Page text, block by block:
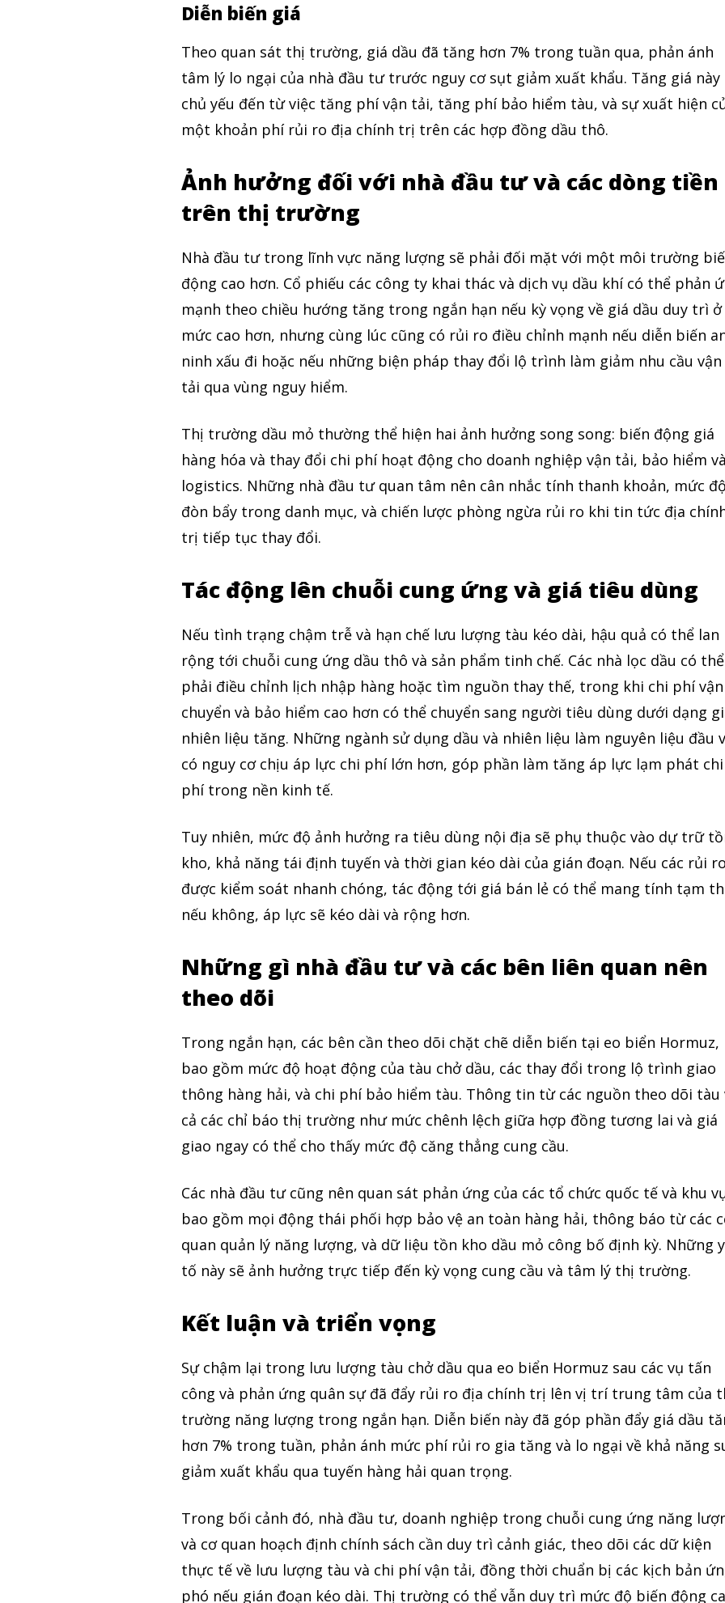
Theo dõi CIG News
Chúng tôi mang lại trải nghiệm thú vị với tin tức nhanh chóng, góc nhìn thị
trường trực quan và mang lại lượng kiến thức cần thiết trong thị trường tài
chính.
Theo Dõi Chúng Tôi
5,320
Fans
2,500
Followers
Diễn biến giá
Theo quan sát thị trường, giá dầu đã tăng hơn 7% trong tuần qua, phản ánh
tâm lý lo ngại của nhà đầu tư trước nguy cơ sụt giảm xuất khẩu. Tăng giá này
chủ yếu đến từ việc tăng phí vận tải, tăng phí bảo hiểm tàu, và sự xuất hiện
một khoản phí rủi ro địa chính trị trên các hợp đồng dầu thô.
Ảnh hưởng đối với nhà đầu tư và các dòng tiền
trên thị trường
Nhà đầu tư trong lĩnh vực năng lượng sẽ phải đối mặt với một môi trường
động cao hơn. Cổ phiếu các công ty khai thác và dịch vụ dầu khí có thể phản
mạnh theo chiều hướng tăng trong ngắn hạn nếu kỳ vọng về giá dầu duy trì ở
mức cao hơn, nhưng cùng lúc cũng có rủi ro điều chỉnh mạnh nếu diễn biến
ninh xấu đi hoặc nếu những biện pháp thay đổi lộ trình làm giảm nhu cầu vận
tải qua vùng nguy hiểm.
Thị trường dầu mỏ thường thể hiện hai ảnh hưởng song song: biến động giá
hàng hóa và thay đổi chi phí hoạt động cho doanh nghiệp vận tải, bảo hiểm và
logistics. Những nhà đầu tư quan tâm nên cân nhắc tính thanh khoản, mức độ
đòn bẩy trong danh mục, và chiến lược phòng ngừa rủi ro khi tin tức địa
trị tiếp tục thay đổi.
Tác động lên chuỗi cung ứng và giá tiêu dùng
Nếu tình trạng chậm trễ và hạn chế lưu lượng tàu kéo dài, hậu quả có thể lan
rộng tới chuỗi cung ứng dầu thô và sản phẩm tinh chế. Các nhà lọc dầu có thể
phải điều chỉnh lịch nhập hàng hoặc tìm nguồn thay thế, trong khi chi phí vận
chuyển và bảo hiểm cao hơn có thể chuyển sang người tiêu dùng dưới dạng
nhiên liệu tăng. Những ngành sử dụng dầu và nhiên liệu làm nguyên liệu đầu
có nguy cơ chịu áp lực chi phí lớn hơn, góp phần làm tăng áp lực lạm phát chi
phí trong nền kinh tế.
Tuy nhiên, mức độ ảnh hưởng ra tiêu dùng nội địa sẽ phụ thuộc vào dự trữ
kho, khả năng tái định tuyến và thời gian kéo dài của gián đoạn. Nếu các rủi ro
được kiểm soát nhanh chóng, tác động tới giá bán lẻ có thể mang tính tạm
nếu không, áp lực sẽ kéo dài và rộng hơn.
Những gì nhà đầu tư và các bên liên quan nên
theo dõi
Trong ngắn hạn, các bên cần theo dõi chặt chẽ diễn biến tại eo biển Hormuz,
bao gồm mức độ hoạt động của tàu chở dầu, các thay đổi trong lộ trình giao
thông hàng hải, và chi phí bảo hiểm tàu. Thông tin từ các nguồn theo dõi tàu
cả các chỉ báo thị trường như mức chênh lệch giữa hợp đồng tương lai và giá
giao ngay có thể cho thấy mức độ căng thẳng cung cầu.
Các nhà đầu tư cũng nên quan sát phản ứng của các tổ chức quốc tế và khu
bao gồm mọi động thái phối hợp bảo vệ an toàn hàng hải, thông báo từ các
quan quản lý năng lượng, và dữ liệu tồn kho dầu mỏ công bố định kỳ. Những
tố này sẽ ảnh hưởng trực tiếp đến kỳ vọng cung cầu và tâm lý thị trường.
Kết luận và triển vọng
Sự chậm lại trong lưu lượng tàu chở dầu qua eo biển Hormuz sau các vụ tấn
công và phản ứng quân sự đã đẩy rủi ro địa chính trị lên vị trí trung tâm của
trường năng lượng trong ngắn hạn. Diễn biến này đã góp phần đẩy giá dầu
hơn 7% trong tuần, phản ánh mức phí rủi ro gia tăng và lo ngại về khả năng
giảm xuất khẩu qua tuyến hàng hải quan trọng.
Trong bối cảnh đó, nhà đầu tư, doanh nghiệp trong chuỗi cung ứng năng
và cơ quan hoạch định chính sách cần duy trì cảnh giác, theo dõi các dữ kiện
thực tế về lưu lượng tàu và chi phí vận tải, đồng thời chuẩn bị các kịch bản
phó nếu gián đoạn kéo dài. Thị trường có thể vẫn duy trì mức độ biến động